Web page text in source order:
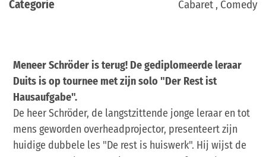
Categorie Cabaret , Comedy
Meneer Schröder is terug! De gediplomeerde leraar
Duits is op tournee met zijn solo "Der Rest ist
Hausaufgabe".
De heer Schröder, de langstzittende jonge leraar en tot
mens geworden overheadprojector, presenteert zijn
huidige dubbele les "De rest is huiswerk". Hij wijst de